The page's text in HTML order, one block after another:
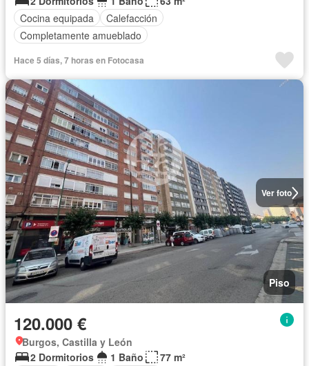
Cocina equipada
Calefacción
Completamente amueblado
Hace 5 días, 7 horas en Fotocasa
Ver foto
Piso
120.000 €
Burgos, Castilla y León
2 Dormitorios
1 Baño
77 m²